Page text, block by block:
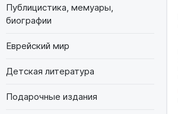
Публицистика, мемуары,
биографии
Еврейский мир
Детская литература
Подарочные издания